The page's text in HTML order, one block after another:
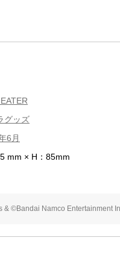
グッズ
6月
mm × H：85mm
& ©Bandai Namco Entertainment